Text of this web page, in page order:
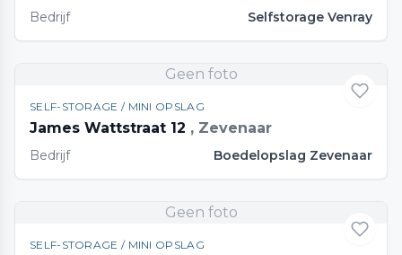
Bedrijf Selfstorage Venray
Geen foto
SELF-STORAGE / MINI OPSLAG
James Wattstraat 12 , Zevenaar
Bedrijf Boedelopslag Zevenaar
Geen foto
SELF-STORAGE / MINI OPSLAG